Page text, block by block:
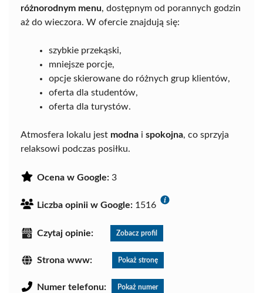
różnorodnym menu, dostępnym od porannych godzin
aż do wieczora. W ofercie znajdują się:
szybkie przekąski,
mniejsze porcje,
opcje skierowane do różnych grup klientów,
oferta dla studentów,
oferta dla turystów.
Atmosfera lokalu jest modna i spokojna, co sprzyja
relaksowi podczas posiłku.
Ocena w Google: 3
Liczba opinii w Google: 1516
Czytaj opinie: Zobacz profil
Strona www: Pokaż stronę
Numer telefonu: Pokaż numer